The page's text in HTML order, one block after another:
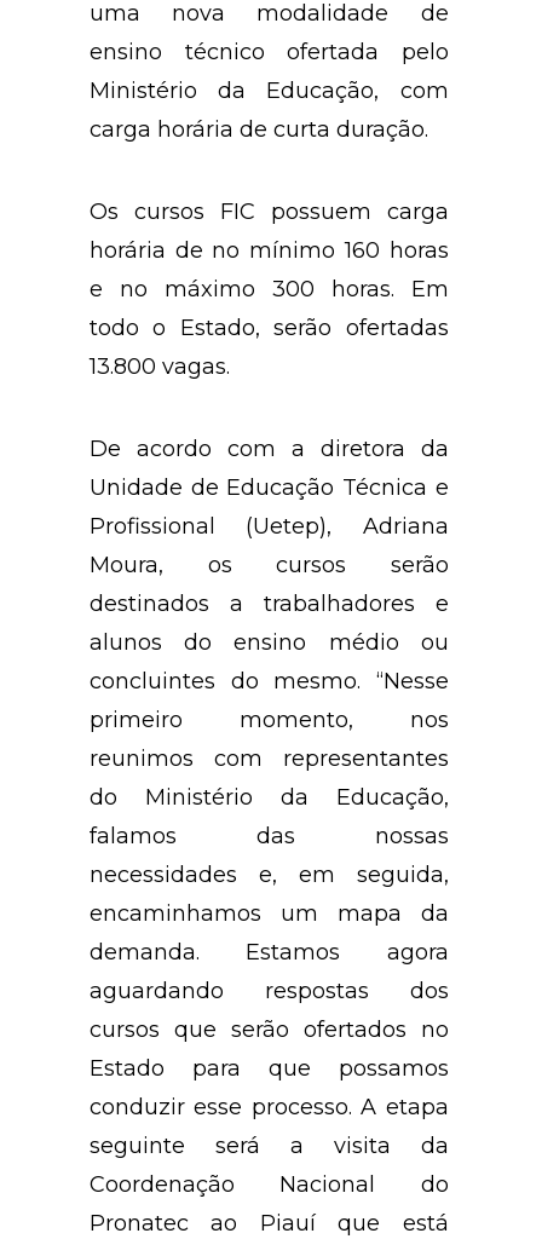
uma nova modalidade de
ensino técnico ofertada pelo
Ministério da Educação, com
carga horária de curta duração.
Os cursos FIC possuem carga
horária de no mínimo 160 horas
e no máximo 300 horas. Em
todo o Estado, serão ofertadas
13.800 vagas.
De acordo com a diretora da
Unidade de Educação Técnica e
Profissional (Uetep), Adriana
Moura, os cursos serão
destinados a trabalhadores e
alunos do ensino médio ou
concluintes do mesmo. “Nesse
primeiro momento, nos
reunimos com representantes
do Ministério da Educação,
falamos das nossas
necessidades e, em seguida,
encaminhamos um mapa da
demanda. Estamos agora
aguardando respostas dos
cursos que serão ofertados no
Estado para que possamos
conduzir esse processo. A etapa
seguinte será a visita da
Coordenação Nacional do
Pronatec ao Piauí que está